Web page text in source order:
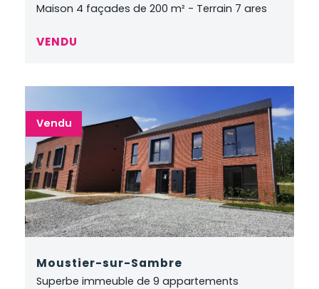
Maison 4 façades de 200 m² - Terrain 7 ares
VENDU
Vendu
Moustier-sur-Sambre
Superbe immeuble de 9 appartements